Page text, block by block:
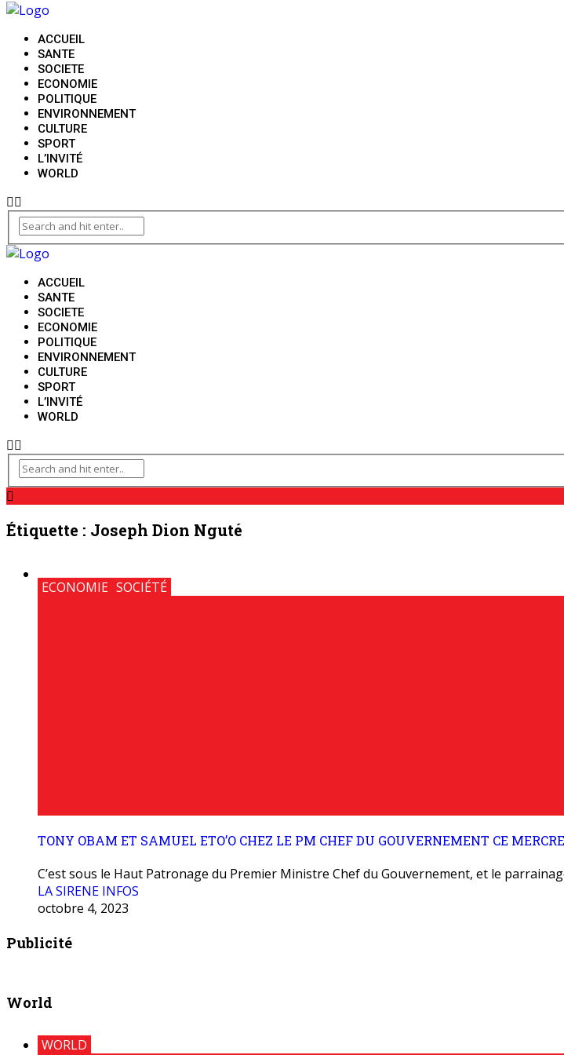
ACCUEIL
SANTE
SOCIETE
ECONOMIE
POLITIQUE
ENVIRONNEMENT
CULTURE
SPORT
L’INVITÉ
WORLD
ACCUEIL
SANTE
SOCIETE
ECONOMIE
POLITIQUE
ENVIRONNEMENT
CULTURE
SPORT
L’INVITÉ
WORLD
Étiquette : Joseph Dion Nguté
ECONOMIE SOCIÉTÉ
TONY OBAM ET SAMUEL ETO’O CHEZ LE PM CHEF DU GOUVERNEMENT CE
C’est sous le Haut Patronage du Premier Ministre Chef du Gouvernement, et le
LA SIRENE INFOS
octobre 4, 2023
Publicité
World
WORLD